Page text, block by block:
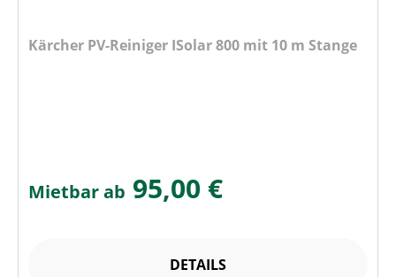
Kärcher PV-Reiniger ISolar 800 mit 10 m Stange
Mietbar ab 95,00 €
DETAILS